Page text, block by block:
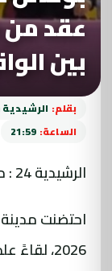
عقد من
بين
بقلم: الرشيدية 24..
الساعة: 21:59
الرشيدية 24 : متابعة
2026،